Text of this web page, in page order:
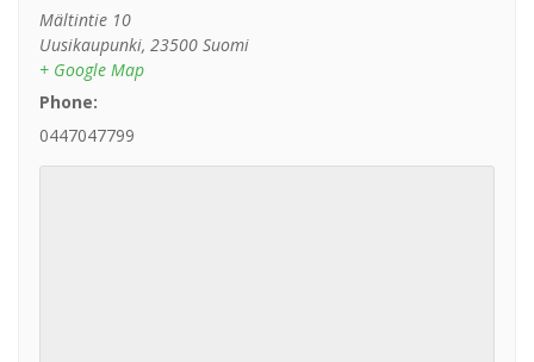
Mältintie 10
Uusikaupunki, 23500 Suomi
+ Google Map
Phone:
0447047799